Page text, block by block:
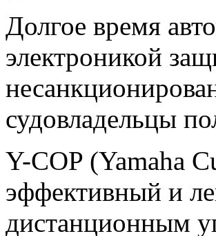
Долгое время
электроникой
судовладельцы
Y-COP (Yamaha
эффективный и
дистанционным